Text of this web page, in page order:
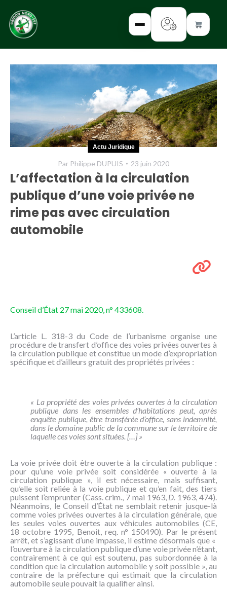
✕
INTERROGEZ-
NOUS
FORMEZ-
VOUS
INFORMEZ-
VOUS
LISEZ-NOUS
NOUS
Actu Juridique
Par Philippe DUPUIS 23 juin 2020
L’affectation à la circulation
publique d’une voie privée ne
rime pas avec circulation
automobile
Conseil d’État 27 mai 2020, n° 433608.
L’article L. 318-3 du Code de l’urbanisme organise une
procédure de transfert d’office des voies privées ouvertes à
la circulation publique et constitue un mode d’expropriation
spécifique et d’ailleurs gratuit des propriétés privées :
« La propriété des voies privées ouvertes à la circulation
publique dans les ensembles d’habitations peut, après
enquête publique, être transférée d’office, sans indemnité,
dans le domaine public de la commune sur le territoire de
laquelle ces voies sont situées. […] »
La voie privée doit être ouverte à la circulation publique :
pour qu’une voie privée soit considérée « ouverte à la
circulation publique », il est nécessaire, mais suffisant,
qu’elle soit reliée à la voie publique et qu’en fait, des tiers
puissent l’emprunter (Cass. crim., 7 mai 1963, D. 1963, 474).
Néanmoins, le Conseil d’État ne semblait retenir jusque-là
comme voies privées ouvertes à la circulation générale, que
les seules voies ouvertes aux véhicules automobiles (CE,
18 octobre 1995, Benoit, req. n° 150490). Par le présent
arrêt, et s’agissant d’une impasse, il estime désormais que «
l’ouverture à la circulation publique d’une voie privée n’étant,
contrairement à ce qui est soutenu, pas subordonnée à la
condition que la circulation automobile y soit possible », au
contraire de la préfecture qui estimait que la circulation
automobile seule pouvait la qualifier ainsi.